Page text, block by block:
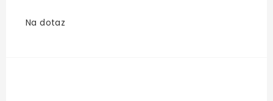
Na dotaz